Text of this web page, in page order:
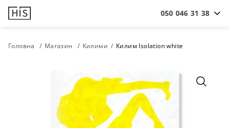
050 046 31 38
Головна Магазин Килими Килим Isolation white